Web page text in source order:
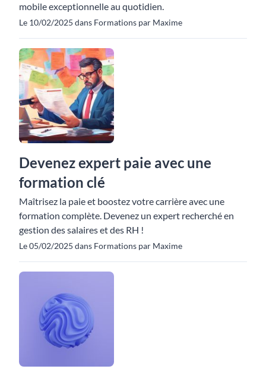
mobile exceptionnelle au quotidien.
Le 10/02/2025 dans Formations par Maxime
Devenez expert paie avec une
formation clé
Maîtrisez la paie et boostez votre carrière avec une
formation complète. Devenez un expert recherché en
gestion des salaires et des RH !
Le 05/02/2025 dans Formations par Maxime